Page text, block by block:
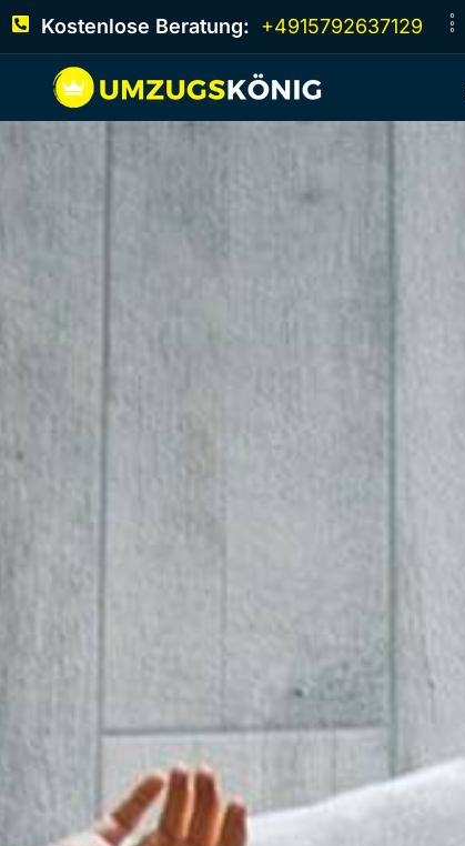
Kostenlose Beratung: +4915792637129